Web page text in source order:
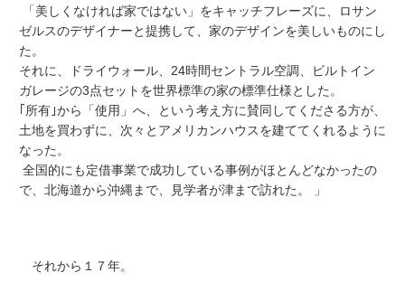
「美しくなければ家ではない」をキャッチフレーズに、ロサン
ゼルスのデザイナーと提携して、家のデザインを美しいものにし
た。
それに、ドライウォール、24時間セントラル空調、ビルトイン
ガレージの3点セットを世界標準の家の標準仕様とした。
｢所有｣から「使用」へ、という考え方に賛同してくださる方が、
土地を買わずに、次々とアメリカンハウスを建ててくれるように
なった。
全国的にも定借事業で成功している事例がほとんどなかったの
で、北海道から沖縄まで、見学者が津まで訪れた。 」
それから１７年。